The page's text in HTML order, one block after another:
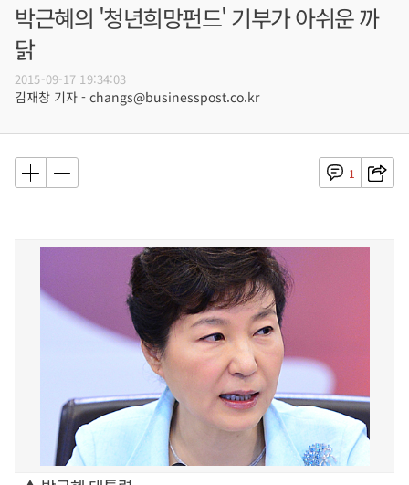
박근혜의 '청년희망펀드' 기부가 아쉬운 까
닭
2015-09-17 19:34:03
김재창 기자 - changs@businesspost.co.kr
1